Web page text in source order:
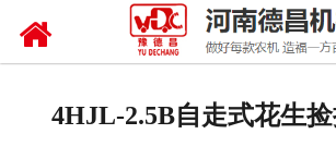
网站首页
4HJL-2.5B自走式花生